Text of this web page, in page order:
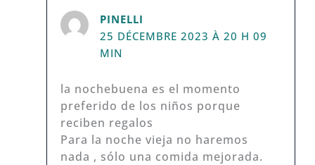
PINELLI
25 DÉCEMBRE 2023 À 20 H 09
MIN
la nochebuena es el momento
preferido de los niños porque
reciben regalos
Para la noche vieja no haremos
nada , sólo una comida mejorada.